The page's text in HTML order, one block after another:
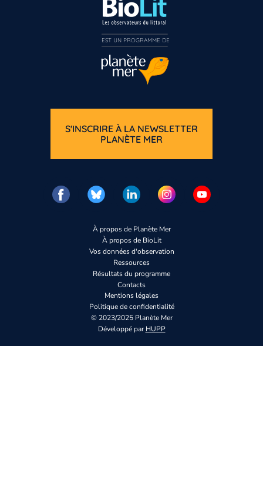
À propos de Planète Mer
À propos de BioLit
Vos données d'observation
Ressources
Résultats du programme
Contacts
Mentions légales
Politique de confidentialité
© 2023/2025 Planète Mer
Développé parHUPP
S'INSCRIRE À LA NEWSLETTER
PLANÈTE MER